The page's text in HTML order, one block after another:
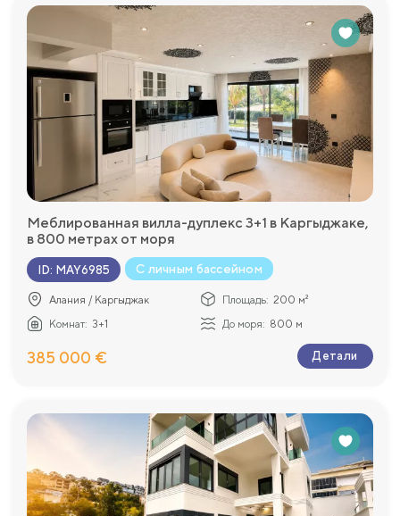
Меблированная вилла-дуплекс 3+1 в Каргыджаке,
в 800 метрах от моря
ID: MAY6985 С личным бассейном
Алания / Каргыджак Площадь: 200 м²
Комнат: 3+1 До моря: 800 м
385 000 € Детали